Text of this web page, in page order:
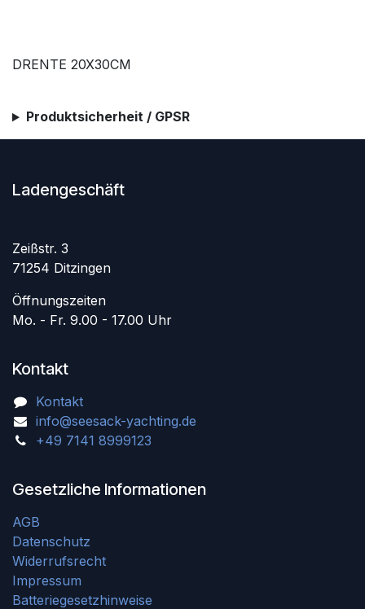
DRENTE 20X30CM
Produktsicherheit / GPSR
Ladengeschäft
Zeißstr. 3
71254 Ditzingen
Öffnungszeiten
Mo. - Fr. 9.00 - 17.00 Uhr
Kontakt
Kontakt
info@seesack-yachting.de
+49 7141 8999123
Gesetzliche Informationen
AGB
Datenschutz
Widerrufsrecht
Impressum
Batteriegesetzhinweise